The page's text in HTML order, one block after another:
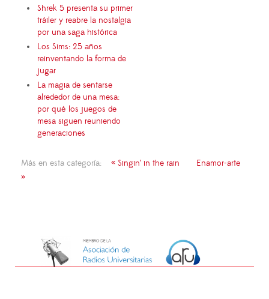
Shrek 5 presenta su primer
tráiler y reabre la nostalgia
por una saga histórica
Los Sims: 25 años
reinventando la forma de
jugar
La magia de sentarse
alrededor de una mesa:
por qué los juegos de
mesa siguen reuniendo
generaciones
Más en esta categoría: « Singin’ in the rain
Enamor-arte
»